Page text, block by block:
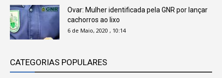
Ovar: Mulher identificada pela GNR por lançar
cachorros ao lixo
6 de Maio, 2020 , 10:14
CATEGORIAS POPULARES